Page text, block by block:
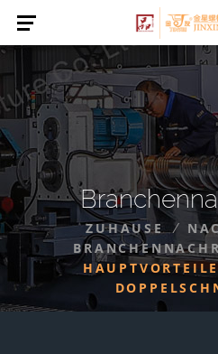
ZUHAUSE /